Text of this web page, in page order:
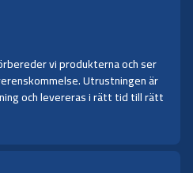
vi produkterna och ser
Utrustningen är
och levereras i rätt tid till rätt